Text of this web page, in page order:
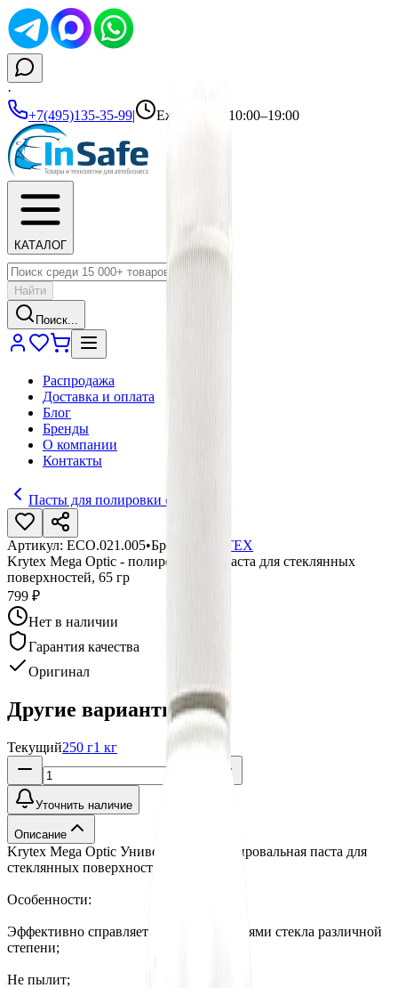
·
+7(495)135-35-99| Ежедневно 10:00–19:00
КАТАЛОГ
Найти
Поиск...
Распродажа
Доставка и оплата
Блог
Бренды
О компании
Контакты
Пасты для полировки стекол
Артикул: ECO.021.005•Бренд:
KRYTEX
Krytex Mega Optic - полировальная паста для стеклянных
поверхностей, 65 гр
799 ₽
Нет в наличии
Гарантия качества
Оригинал
Другие варианты:
Текущий250 г1 кг
Уточнить наличие
Описание
Krytex Mega Optic Универсальная полировальная паста для
стеклянных поверхностей
Особенности:
Эффективно справляется с повреждениями стекла различной
степени;
Не пылит;